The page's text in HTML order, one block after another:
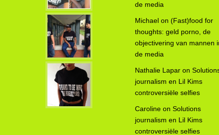
de media
Michael on (Fast)food for
thoughts: geld porno, de
objectivering van mannen
de media
Nathalie Lapar on
journalism en Lil Kims
controversiële selfies
Caroline on Solutions
journalism en Lil Kims
controversiële selfies